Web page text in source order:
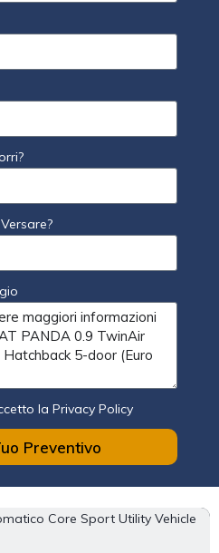
la Privacy Policy
Preventivo